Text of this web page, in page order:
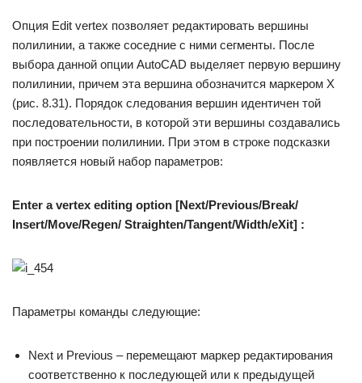
Опция Edit vertex позволяет редактировать вершины
полилинии, а также соседние с ними сегменты. После
выбора данной опции AutoCAD выделяет первую вершину
полилинии, причем эта вершина обозначится маркером X
(рис. 8.31). Порядок следования вершин идентичен той
последовательности, в которой эти вершины создавались
при построении полилинии. При этом в строке подсказки
появляется новый набор параметров:
Enter a vertex editing option [Next/Previous/Break/
Insert/Move/Regen/ Straighten/Tangent/Width/eXit] :
Параметры команды следующие:
Next и Previous – перемещают маркер редактирования
соответственно к последующей или к предыдущей